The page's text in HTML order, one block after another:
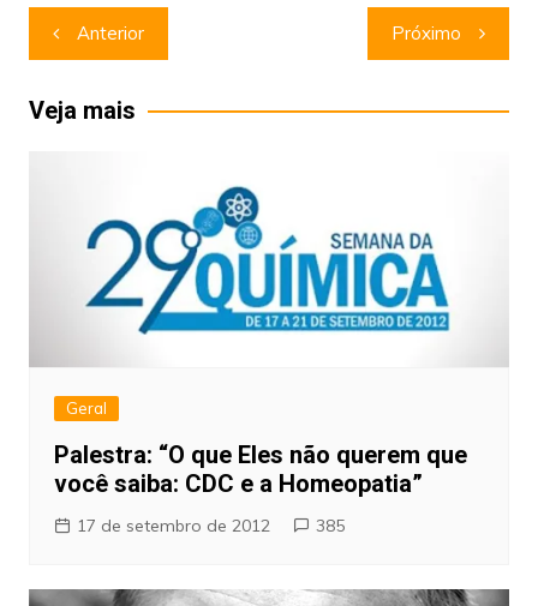
Navegação
de
Post
Anterior Próximo
Veja mais
Geral
Palestra: “O que Eles não querem que
você saiba: CDC e a Homeopatia”
17 de setembro de 2012 385